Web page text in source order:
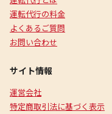
運転代行の料金
よくあるご質問
お問い合わせ
サイト情報
運営会社
特定商取引法に基づく表示